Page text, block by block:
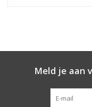
Meld je aan